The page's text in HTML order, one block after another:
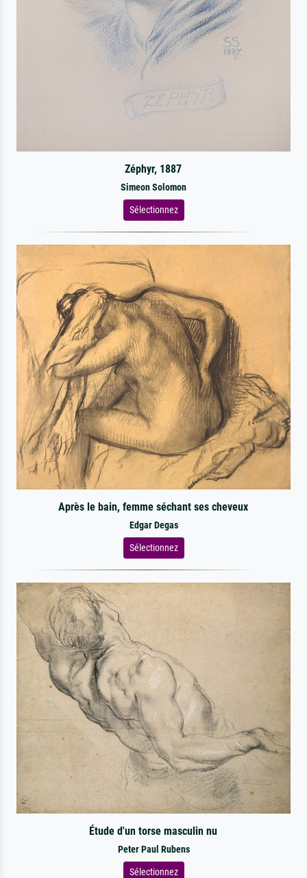
Zéphyr, 1887
Simeon Solomon
Sélectionnez
Après le bain, femme séchant ses cheveux
Edgar Degas
Sélectionnez
Étude d'un torse masculin nu
Peter Paul Rubens
Sélectionnez